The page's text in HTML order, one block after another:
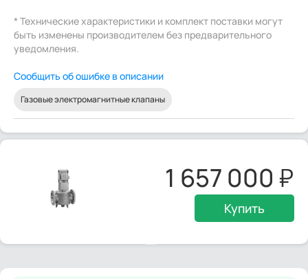
* Технические характеристики и комплект поставки могут
быть изменены производителем без предварительного
уведомления.
Сообщить об ошибке в описании
Газовые электромагнитные клапаны
1 657 000
Купить